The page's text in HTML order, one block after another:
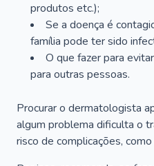
produtos etc.);
Se a doença é
família pode ter sido
O que fazer para
para outras pessoas.
Procurar o dermatologista
algum problema dificulta o
risco de complicações,